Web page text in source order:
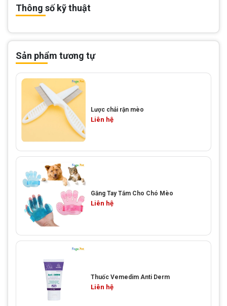
Thông số kỹ thuật
Sản phẩm tương tự
Lược chải rận mèo
Liên hệ
Găng Tay Tắm Cho Chó Mèo
Liên hệ
Thuốc Vemedim Anti Derm
Liên hệ